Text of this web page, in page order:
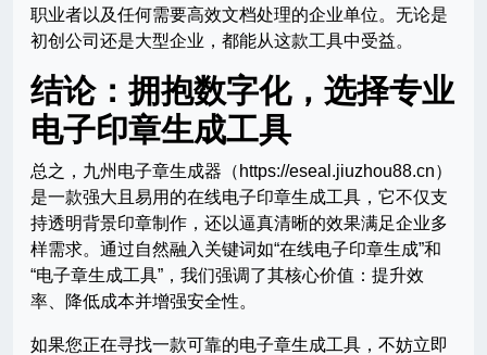
职业者以及任何需要高效文档处理的企业单位。无论是
初创公司还是大型企业，都能从这款工具中受益。
结论：拥抱数字化，选择专业
电子印章生成工具
总之，九州电子章生成器（https://eseal.jiuzhou88.cn）
是一款强大且易用的在线电子印章生成工具，它不仅支
持透明背景印章制作，还以逼真清晰的效果满足企业多
样需求。通过自然融入关键词如“在线电子印章生成”和
“电子章生成工具”，我们强调了其核心价值：提升效
率、降低成本并增强安全性。
如果您正在寻找一款可靠的电子章生成工具，不妨立即